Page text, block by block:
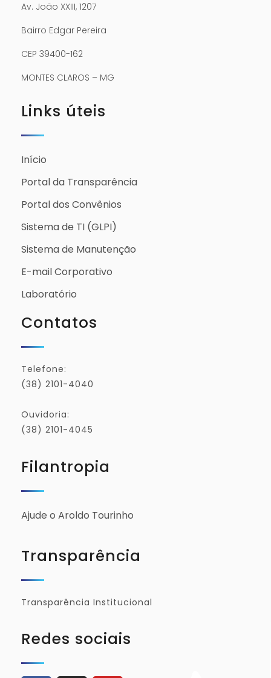
Av. João XXIII, 1207
Bairro Edgar Pereira
CEP 39400-162
MONTES CLAROS – MG
Links úteis
Início
Portal da Transparência
Portal dos Convênios
Sistema de TI (GLPI)
Sistema de Manutenção
E-mail Corporativo
Laboratório
Contatos
Telefone:
(38) 2101-4040
Ouvidoria:
(38) 2101-4045
Filantropia
Ajude o Aroldo Tourinho
Transparência
Transparência Institucional
Redes sociais